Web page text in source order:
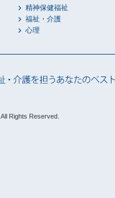
精神保健福祉
福祉・介護
心理
All Rights Reserved.